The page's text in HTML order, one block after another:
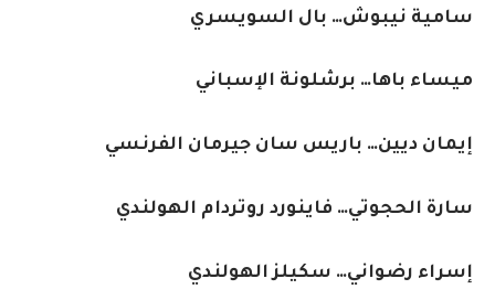
سامية نيبوش… بال السويسري
ميساء باها… برشلونة الإسباني
إيمان ديين… باريس سان جيرمان الفرنسي
سارة الحجوتي… فاينورد روتردام الهولندي
إسراء رضواني… سكيلز الهولندي